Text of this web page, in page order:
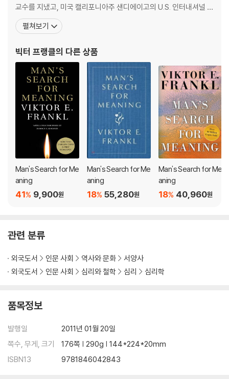
m to the camp's degenerating influence - while those who ma
de a victory of those experiences turned them into an inner tri
umph. Frankl came to believe man's deepest desire is to sear
This outstanding work offers us all a way to transcend sufferi
ng and find significance in the art of living.
교수를 지냈고, 미국 캘리포니아주 샌디에이고의 U.S. 인터내셔널 대
학교에서 로고테라피 분야 석좌교수를 역임했다. 프랭클은 1905년
빈에서 태어났으며, 빈 대학교에서 의학 박사학위와 철학 박사학위
하우 등의 강제수용소를 끌려다니며 3년간 죽음을 눈
펼쳐보기
빅터 프랭클의 다른 상품
Man's Search for Me
aning
9,900원
41%
Man's Search for Me
aning
55,280원
18%
Man's Search for Me
aning
40,960원
18%
관련 분류
외국도서 인문 사회 역사와 문화
서양사
외국도서
인문 사회 심리와 철학 심리 심리학
품목정보
발행일
2011년 01월 20일
쪽수, 무게, 크기
176쪽 | 290g | 144*224*20mm
ISBN13
9781846042843